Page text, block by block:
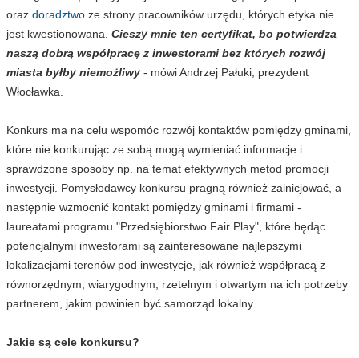
oraz doradztwo ze strony pracowników urzędu, których etyka nie
jest kwestionowana. Cieszy mnie ten certyfikat, bo potwierdza
naszą dobrą współpracę z inwestorami bez których rozwój
miasta byłby niemożliwy - mówi Andrzej Pałuki, prezydent
Włocławka.
Konkurs ma na celu wspomóc rozwój kontaktów pomiędzy gminami,
które nie konkurując ze sobą mogą wymieniać informacje i
sprawdzone sposoby np. na temat efektywnych metod promocji
inwestycji. Pomysłodawcy konkursu pragną również zainicjować, a
następnie wzmocnić kontakt pomiędzy gminami i firmami -
laureatami programu "Przedsiębiorstwo Fair Play", które będąc
potencjalnymi inwestorami są zainteresowane najlepszymi
lokalizacjami terenów pod inwestycje, jak również współpracą z
równorzędnym, wiarygodnym, rzetelnym i otwartym na ich potrzeby
partnerem, jakim powinien być samorząd lokalny.
Jakie są cele konkursu?